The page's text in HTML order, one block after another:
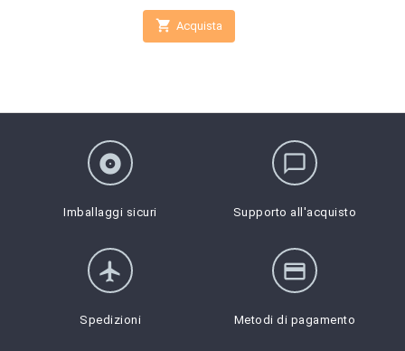
 Acquista
album
Imballaggi sicuri
chat_bubble_outline
Supporto all'acquisto
flight
Spedizioni
credit_card
Metodi di pagamento